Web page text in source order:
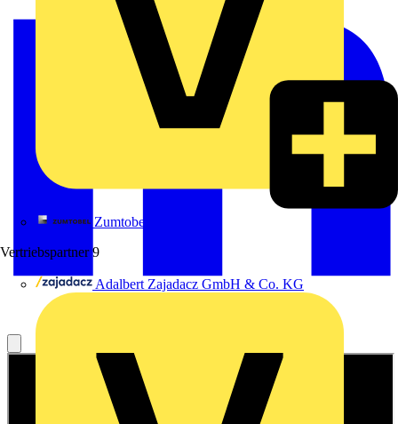
Zumtobel
Vertriebspartner 9
Adalbert Zajadacz GmbH & Co. KG